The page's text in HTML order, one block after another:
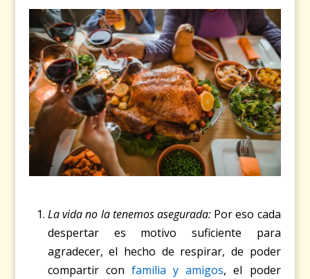
La vida no la tenemos asegurada:Por eso cada
despertar es motivo suficiente para
agradecer, el hecho de respirar, de poder
compartir confamilia y amigos, el poder